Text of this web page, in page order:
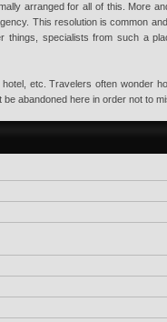
arranged for all of this. More
This resolution is common
things, specialists from such a
etc. Travelers often wonder
abandoned here in order not to